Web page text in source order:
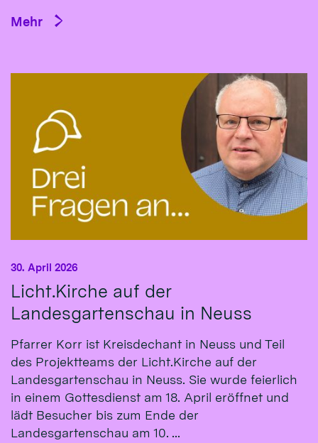
Mehr
Licht.Kirche auf der
Landesgartenschau in Neuss
30. April 2026
Pfarrer Korr ist Kreisdechant in Neuss und Teil
des Projektteams der Licht.Kirche auf der
Landesgartenschau in Neuss. Sie wurde feierlich
in einem Gottesdienst am 18. April eröffnet und
lädt Besucher bis zum Ende der
Landesgartenschau am 10. ...